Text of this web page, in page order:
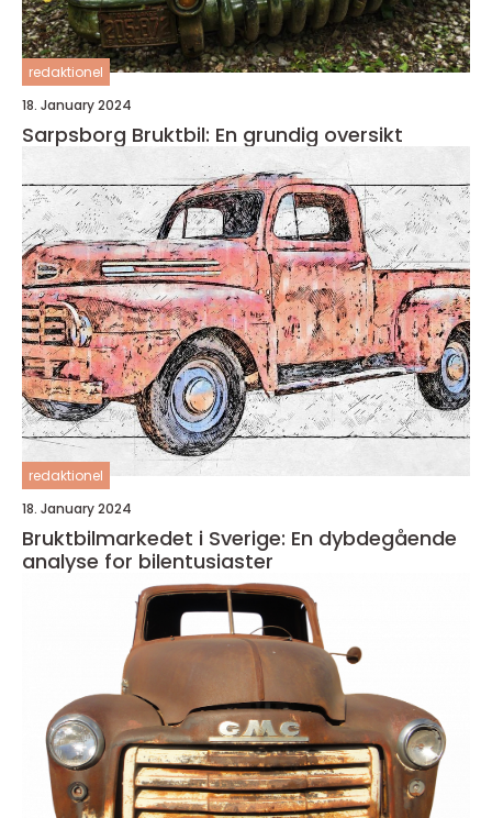
redaktionel
18. January 2024
Sarpsborg Bruktbil: En grundig oversikt
redaktionel
18. January 2024
Bruktbilmarkedet i Sverige: En dybdegående
analyse for bilentusiaster